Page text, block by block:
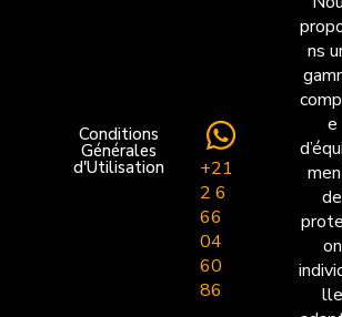
ns
e
de
on
lle
+21
2 6
66
04
60
86
Conditions
Générales
d'Utilisation